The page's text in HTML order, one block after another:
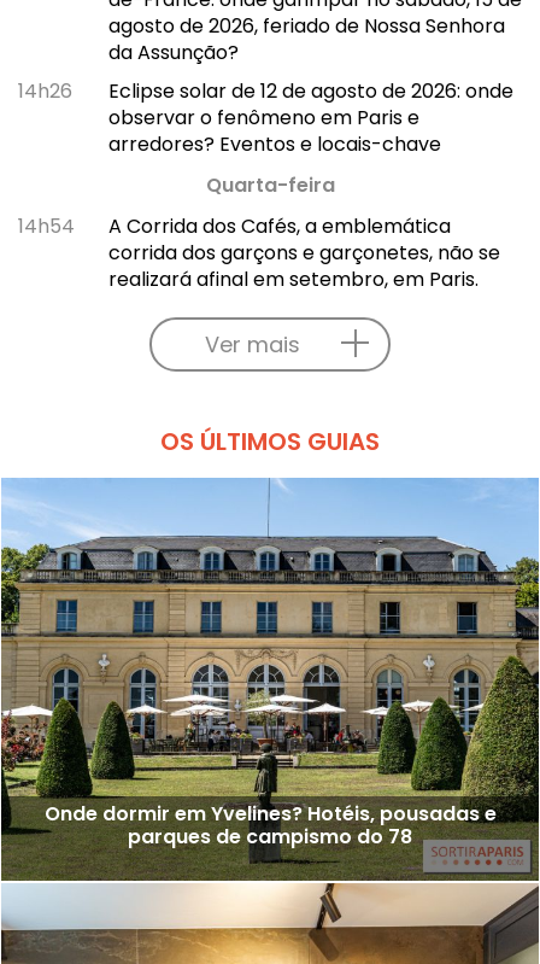
agosto de 2026, feriado de Nossa Senhora
da Assunção?
14h26
Eclipse solar de 12 de agosto de 2026: onde
observar o fenômeno em Paris e
arredores? Eventos e locais-chave
Quarta-feira
14h54
A Corrida dos Cafés, a emblemática
corrida dos garçons e garçonetes, não se
realizará afinal em setembro, em Paris.
Ver mais
OS ÚLTIMOS GUIAS
Onde dormir em Yvelines? Hotéis, pousadas e
parques de campismo do 78